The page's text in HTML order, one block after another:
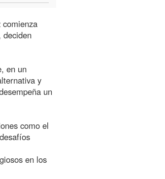
deciden
en un
y
un
como el
en los